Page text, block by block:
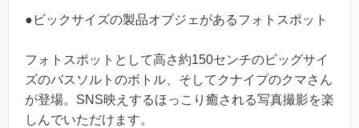
●ビックサイズの製品オブジェがあるフォトスポット
フォトスポットとして高さ約150センチのビッグサイ
ズのバスソルトのボトル、そしてクナイプのクマさん
が登場。SNS映えするほっこり癒される写真撮影を楽
しんでいただけます。